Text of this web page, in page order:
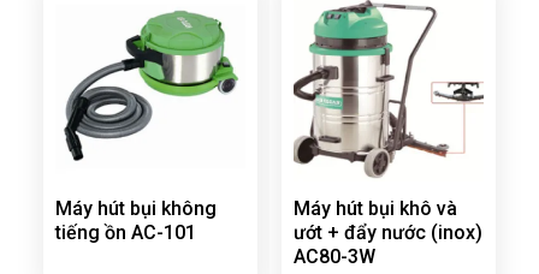
Máy hút bụi không
tiếng ồn AC-101
Máy hút bụi khô và
ướt + đẩy nước (inox)
AC80-3W